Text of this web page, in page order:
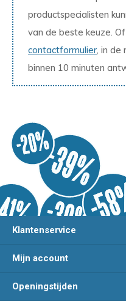
productspecialisten
van de beste keuze.
contactformulier, in de
binnen 10 minuten
Klantenservice
Mijn account
Openingstijden